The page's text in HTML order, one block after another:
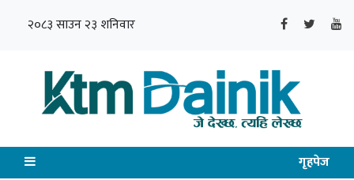
२०८३ साउन २३ शनिवार
गृहपेज